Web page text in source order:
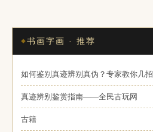
书画字画 · 推荐
如何鉴别真迹辨别真伪？专家教你几招
真迹辨别鉴赏指南——全民古玩网
古籍